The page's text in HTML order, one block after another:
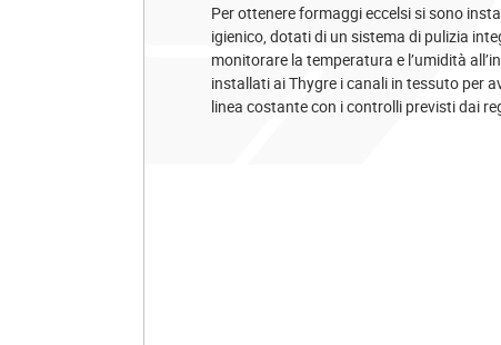
Per ottenere formaggi eccelsi si sono
igienico, dotati di un sistema di pulizia
monitorare la temperatura e l’umidità
installati ai Thygre i canali in tessuto per
linea costante con i controlli previsti dai